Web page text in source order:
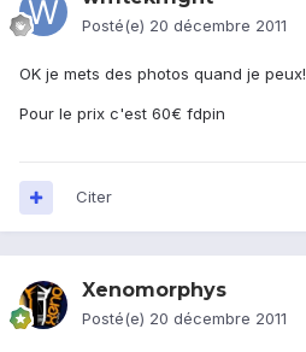
Posté(e) 20 décembre 2011
OK je mets des photos quand je peux!
Pour le prix c'est 60€ fdpin
Citer
Xenomorphys
Posté(e) 20 décembre 2011